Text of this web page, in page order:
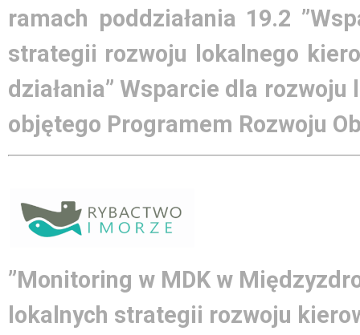
ramach poddziałania 19.2
strategii rozwoju lokalnego
działania” Wsparcie dla rozwoju
objętego Programem Rozwoju
”Monitoring w MDK w
lokalnych strategii rozwoju